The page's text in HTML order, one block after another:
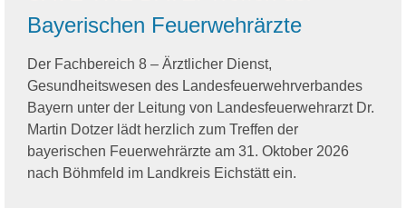
Bayerischen Feuerwehrärzte
Der Fachbereich 8 – Ärztlicher Dienst,
Gesundheitswesen des Landesfeuerwehrverbandes
Bayern unter der Leitung von Landesfeuerwehrarzt Dr.
Martin Dotzer lädt herzlich zum Treffen der
bayerischen Feuerwehrärzte am 31. Oktober 2026
nach Böhmfeld im Landkreis Eichstätt ein.